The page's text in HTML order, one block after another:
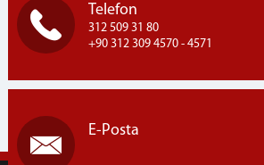
Telefon
312 509 31 80
+90 312 309 4570 - 4571
E-Posta